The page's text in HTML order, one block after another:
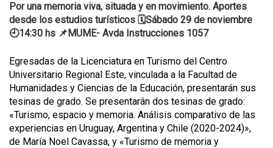
Por una memoria viva, situada y en movimiento. Aportes
desde los estudios turísticos 🗓️Sábado 29 de noviembre
🕘14:30 hs 📌MUME- Avda Instrucciones 1057
Egresadas de la Licenciatura en Turismo del Centro
Universitario Regional Este, vinculada a la Facultad de
Humanidades y Ciencias de la Educación, presentarán sus
tesinas de grado. Se presentarán dos tesinas de grado:
«Turismo, espacio y memoria. Análisis comparativo de las
experiencias en Uruguay, Argentina y Chile (2020-2024)»,
de María Noel Cavassa, y «Turismo de memoria y